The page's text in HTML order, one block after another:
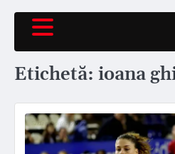
Etichetă: ioana